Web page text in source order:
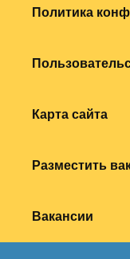
Политика
Карта сайта
Разместить
Вакансии